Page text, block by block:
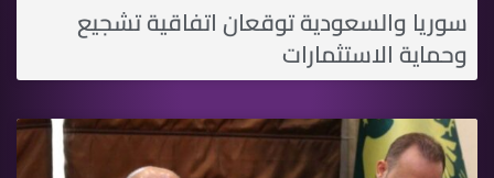
سوريا والسعودية توقعان اتفاقية تشجيع
وحماية الاستثمارات